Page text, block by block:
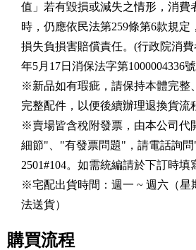
值」若有毀損或減失之情形，消費
時，仍應依民法第259條第6款規定
損失負損害賠償責任。(行政院消
年5月17日消保法字第1000004336
※新品如有瑕疵，請保持本體完整
完整配件，以便後續辦理退換貨流
※賣場皆含稅附發票，由本公司代
細節"、"有發票問題"，請電話詢問
2501#104。如需統編請於下訂時填
※宅配出貨時間：週一 ~ 週六（星
法送貨）
購買流程